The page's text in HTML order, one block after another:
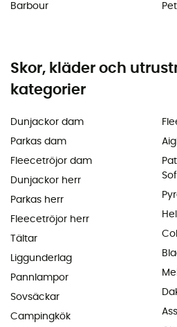
Barbour
Skor, kläder och
kategorier
Dunjackor dam
Parkas dam
Fleecetröjor dam
Dunjackor herr
Parkas herr
Fleecetröjor herr
Tältar
Liggunderlag
Pannlampor
Sovsäckar
Campingkök